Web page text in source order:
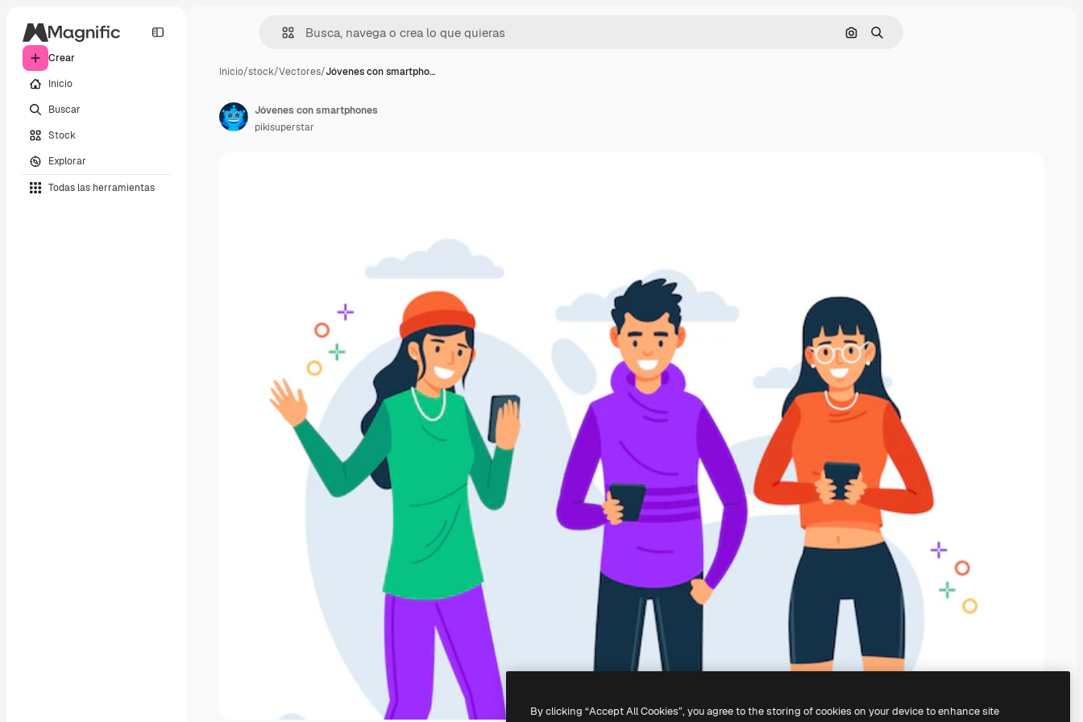
Crear
Inicio
Buscar
Stock
Explorar
Todas las herramientas
Buscar por imagen
Buscar
Inicio/stock/Vectores/Jóvenes con smartpho…
Jóvenes con smartphones
pikisuperstar
By clicking “Accept All Cookies”, you agree to the storing of cookies on your device to enhance site